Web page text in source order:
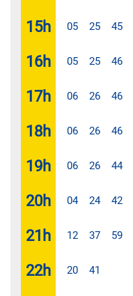
15h 05 25 45
16h 05 25 46
17h 06 26 46
18h 06 26 46
19h 06 26 44
20h 04 24 42
21 h 12 37 59
22h 20 41